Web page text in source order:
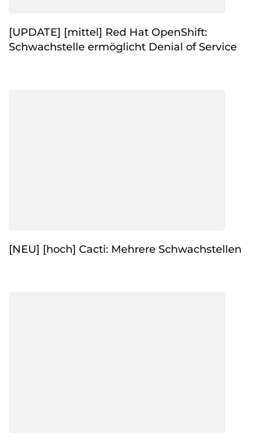
[UPDATE] [mittel] Red Hat OpenShift:
Schwachstelle ermöglicht Denial of Service
[NEU] [hoch] Cacti: Mehrere Schwachstellen